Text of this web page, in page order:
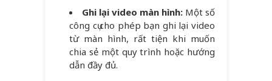
Ghi lại video màn hình: Một số
công cụ cho phép bạn ghi lại video
từ màn hình, rất tiện khi muốn
chia sẻ một quy trình hoặc hướng
dẫn đầy đủ.